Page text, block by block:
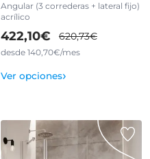
Angular (3 correderas + lateral fijo)
acrílico
422,10€ 620,73€
desde 140,70€/mes
Ver opciones›